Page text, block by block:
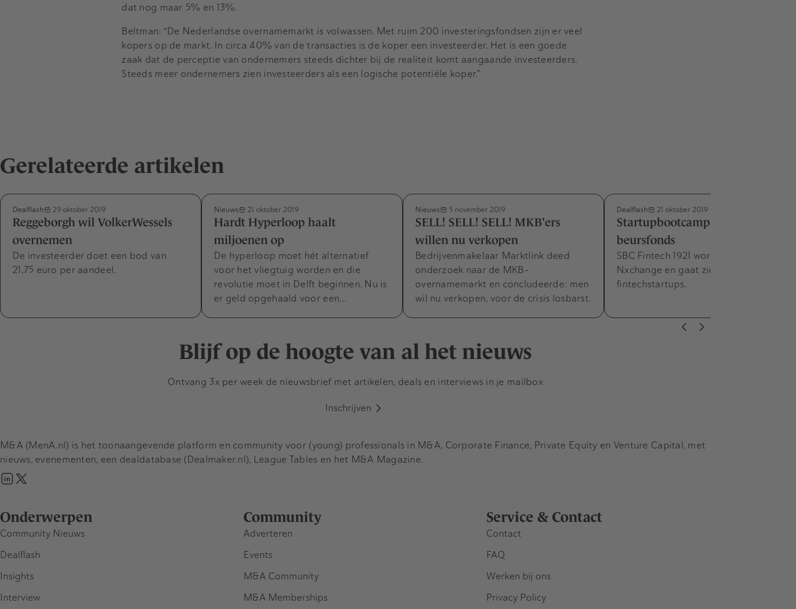
dat nog maar 5% en 13%.
Beltman: “De Nederlandse overnamemarkt is volwassen. Met ruim 200 investeringsfondsen zijn er veel
kopers op de markt. In circa 40% van de transacties is de koper een investeerder. Het is een goede
zaak dat de perceptie van ondernemers steeds dichter bij de realiteit komt aangaande investeerders.
Steeds meer ondernemers zien investeerders als een logische potentiële koper.”
Gerelateerde artikelen
Dealflash 29 oktober 2019
Reggeborgh wil VolkerWessels
overnemen
De investeerder doet een bod van
21,75 euro per aandeel.
Nieuws 21 oktober 2019
Hardt Hyperloop haalt
miljoenen op
De hyperloop moet hét alternatief
voor het vliegtuig worden en die
revolutie moet in Delft beginnen. Nu is
er geld opgehaald voor een…
Nieuws 5 november 2019
SELL! SELL! SELL! MKB'ers
willen nu verkopen
Bedrijvenmakelaar Marktlink deed
onderzoek naar de MKB-
overnamemarkt en concludeerde: men
wil nu verkopen, voor de crisis losbarst.
Dealflash 21 oktober 2019
Startupbootcamp lanceert
beursfonds
SBC Fintech 1921 wordt gelanceerd op
Nxchange en gaat zich richten op
fintechstartups.
Blijf op de hoogte van al het nieuws
Ontvang 3x per week de nieuwsbrief met artikelen, deals en interviews in je mailbox
Inschrijven
Onderwerpen
Community Nieuws
Dealflash
Insights
Interview
Community
Adverteren
Events
M&A Community
M&A Memberships
Service & Contact
Contact
FAQ
Werken bij ons
Privacy Policy
M&A (MenA.nl) is het toonaangevende platform en community voor (young) professionals in M&A, Corporate Finance, Private Equity en Venture Capital, met
nieuws, evenementen, een dealdatabase (Dealmaker.nl), League Tables en het M&A Magazine.